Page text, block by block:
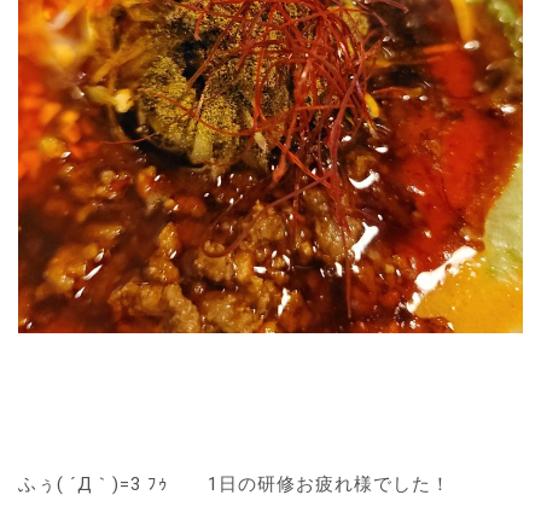
ふぅ( ´Д｀)=3 ﾌｩ 1日の研修お疲れ様でした！